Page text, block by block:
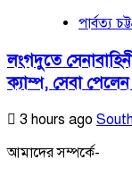
পার্বত্য
লংগদুতে
ক্যাম্প, সেবা
3 hours ago
আমাদের সম্পর্কে-